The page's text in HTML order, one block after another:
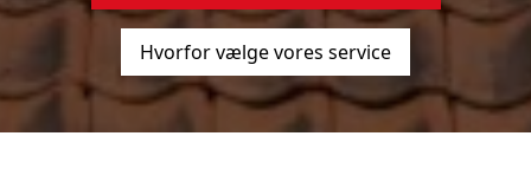
Hvorfor vælge vores service